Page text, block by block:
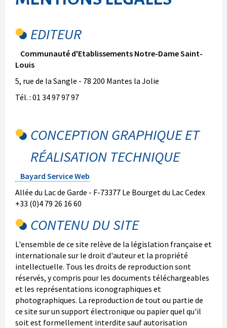
EDITEUR
Communauté d'Etablissements Notre-Dame Saint-
Louis
5, rue de la Sangle - 78 200 Mantes la Jolie
Tél. : 01 34 97 97 97
CONCEPTION GRAPHIQUE ET
RÉALISATION TECHNIQUE
Bayard Service Web
Allée du Lac de Garde - F-73377 Le Bourget du Lac Cedex
+33 (0)4 79 26 16 60
CONTENU DU SITE
L'ensemble de ce site relève de la législation française et
internationale sur le droit d'auteur et la propriété
intellectuelle. Tous les droits de reproduction sont
réservés, y compris pour les documents téléchargeables
et les représentations iconographiques et
photographiques. La reproduction de tout ou partie de
ce site sur un support électronique ou papier quel qu'il
soit est formellement interdite sauf autorisation